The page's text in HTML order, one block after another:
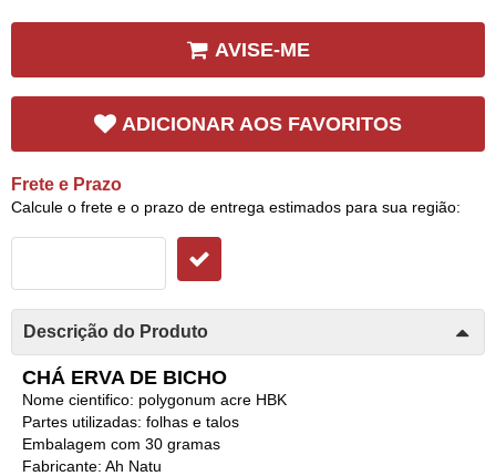
AVISE-ME
ADICIONAR AOS FAVORITOS
Frete e Prazo
Calcule o frete e o prazo de entrega estimados para sua região:
Descrição do Produto
CHÁ ERVA DE BICHO
Nome cientifico: polygonum acre HBK
Partes utilizadas: folhas e talos
Embalagem com 30 gramas
Fabricante: Ah Natu